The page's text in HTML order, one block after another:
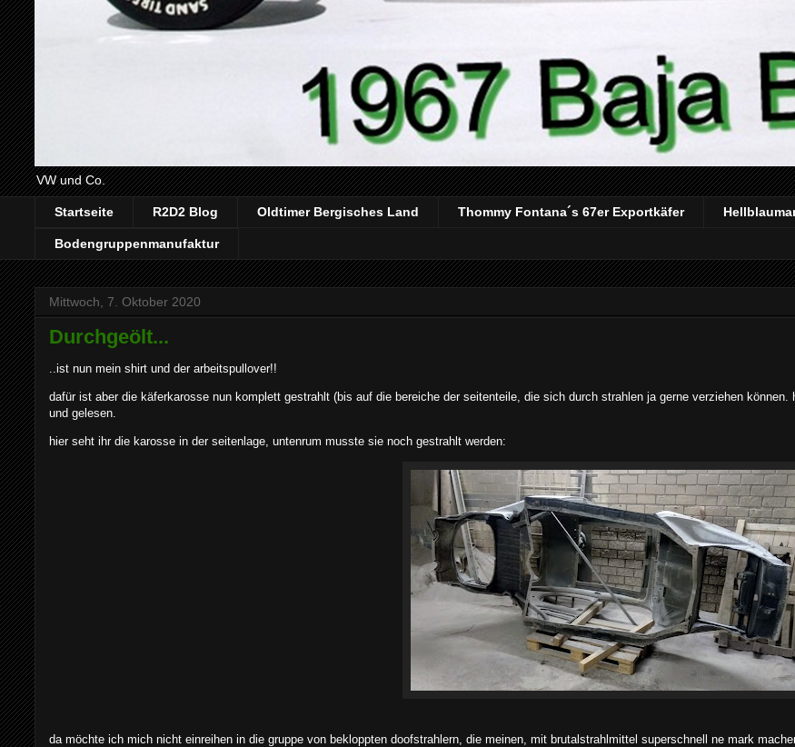
VW und Co.
Startseite R2D2 Blog Oldtimer Bergisches Land Thommy Fontana´s 67er Exportkäfer
Bodengruppenmanufaktur
Mittwoch, 7. Oktober 2020
Durchgeölt...
..ist nun mein shirt und der arbeitspullover!!
dafür ist aber die käferkarosse nun komplett gestrahlt (bis auf die bereiche der seitenteile, die sich durch strahlen ja gerne verziehen
und gelesen.
hier seht ihr die karosse in der seitenlage, untenrum musste sie noch gestrahlt werden:
da möchte ich mich nicht einreihen in die gruppe von bekloppten doofstrahlern, die meinen, mit brutalstrahlmittel superschnell ne mark